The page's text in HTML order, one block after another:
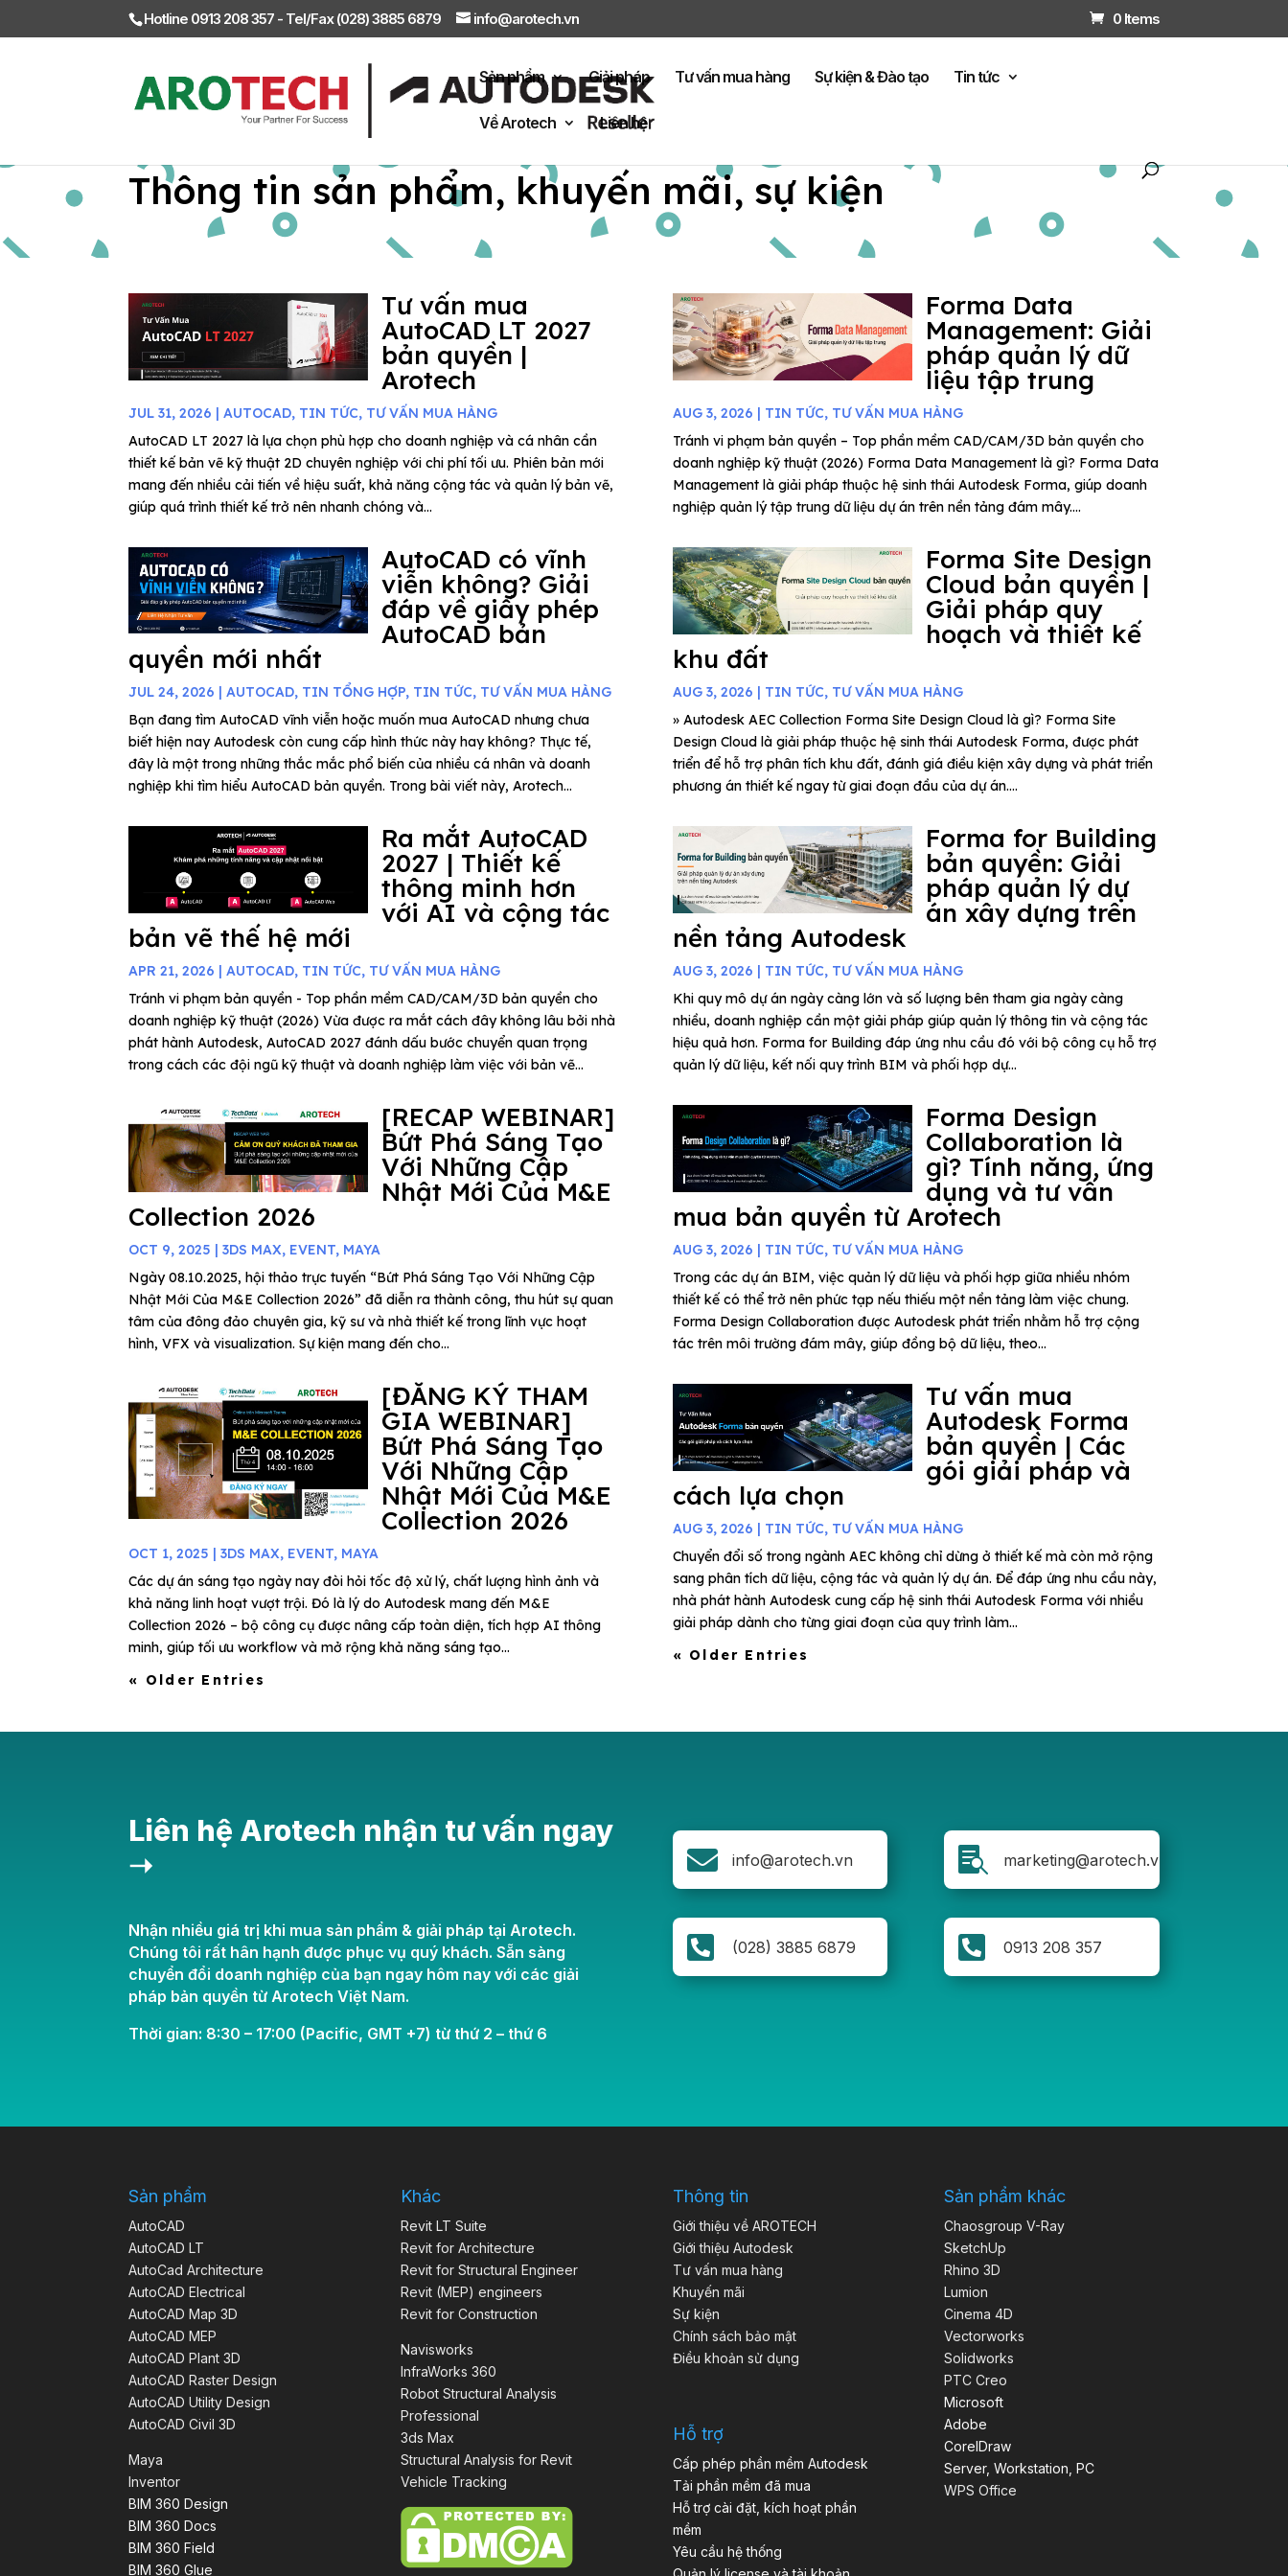
Hotline 0913 208 357 - Tel/Fax (028) 3885 6879 info@arotech.vn 0 Items
Sản phẩm Giải pháp Tư vấn mua hàng Sự kiện & Đào tạo Tin tức
Về Arotech Liên hệ
Thông tin sản phẩm, khuyến mãi, sự kiện
Tư vấn mua
AutoCAD LT 2027
bản quyền |
Arotech
JUL 31, 2026 |AUTOCAD, TIN TỨC, TƯ VẤN MUA HÀNG
AutoCAD LT 2027 là lựa chọn phù hợp cho doanh nghiệp và cá nhân cần
thiết kế bản vẽ kỹ thuật 2D chuyên nghiệp với chi phí tối ưu. Phiên bản mới
mang đến nhiều cải tiến về hiệu suất, khả năng cộng tác và quản lý bản vẽ,
giúp quá trình thiết kế trở nên nhanh chóng và...
AutoCAD có vĩnh
viễn không? Giải
đáp về giấy phép
AutoCAD bản
quyền mới nhất
JUL 24, 2026 |AUTOCAD, TIN TỔNG HỢP, TIN TỨC, TƯ VẤN MUA HÀNG
Bạn đang tìm AutoCAD vĩnh viễn hoặc muốn mua AutoCAD nhưng chưa
biết hiện nay Autodesk còn cung cấp hình thức này hay không? Thực tế,
đây là một trong những thắc mắc phổ biến của nhiều cá nhân và doanh
nghiệp khi tìm hiểu AutoCAD bản quyền. Trong bài viết này, Arotech...
Ra mắt AutoCAD
2027 | Thiết kế
thông minh hơn
với AI và cộng tác
bản vẽ thế hệ mới
APR 21, 2026 |AUTOCAD, TIN TỨC, TƯ VẤN MUA HÀNG
Tránh vi phạm bản quyền - Top phần mềm CAD/CAM/3D bản quyền cho
doanh nghiệp kỹ thuật (2026) Vừa được ra mắt cách đây không lâu bởi nhà
phát hành Autodesk, AutoCAD 2027 đánh dấu bước chuyển quan trọng
trong cách các đội ngũ kỹ thuật và doanh nghiệp làm việc với bản vẽ...
[RECAP WEBINAR]
Bứt Phá Sáng Tạo
Với Những Cập
Nhật Mới Của M&E
Collection 2026
OCT 9, 2025 |3DS MAX, EVENT, MAYA
Ngày 08.10.2025, hội thảo trực tuyến “Bứt Phá Sáng Tạo Với Những Cập
Nhật Mới Của M&E Collection 2026” đã diễn ra thành công, thu hút sự quan
tâm của đông đảo chuyên gia, kỹ sư và nhà thiết kế trong lĩnh vực hoạt
hình, VFX và visualization. Sự kiện mang đến cho...
[ĐĂNG KÝ THAM
GIA WEBINAR]
Bứt Phá Sáng Tạo
Với Những Cập
Nhật Mới Của M&E
Collection 2026
OCT 1, 2025 |3DS MAX, EVENT, MAYA
Các dự án sáng tạo ngày nay đòi hỏi tốc độ xử lý, chất lượng hình ảnh và
khả năng linh hoạt vượt trội. Đó là lý do Autodesk mang đến M&E
Collection 2026 – bộ công cụ được nâng cấp toàn diện, tích hợp AI thông
minh, giúp tối ưu workflow và mở rộng khả năng sáng tạo...
« Older Entries
Forma Data
Management: Giải
pháp quản lý dữ
liệu tập trung
AUG 3, 2026 | TIN TỨC, TƯ VẤN MUA HÀNG
Tránh vi phạm bản quyền – Top phần mềm CAD/CAM/3D bản quyền cho
doanh nghiệp kỹ thuật (2026) Forma Data Management là gì? Forma Data
Management là giải pháp thuộc hệ sinh thái Autodesk Forma, giúp doanh
nghiệp quản lý tập trung dữ liệu dự án trên nền tảng đám mây....
Forma Site Design
Cloud bản quyền |
Giải pháp quy
hoạch và thiết kế
khu đất
AUG 3, 2026 | TIN TỨC, TƯ VẤN MUA HÀNG
» Autodesk AEC Collection Forma Site Design Cloud là gì? Forma Site
Design Cloud là giải pháp thuộc hệ sinh thái Autodesk Forma, được phát
triển để hỗ trợ phân tích khu đất, đánh giá điều kiện xây dựng và phát triển
phương án thiết kế ngay từ giai đoạn đầu của dự án....
Forma for Building
bản quyền: Giải
pháp quản lý dự
án xây dựng trên
nền tảng Autodesk
AUG 3, 2026 | TIN TỨC, TƯ VẤN MUA HÀNG
Khi quy mô dự án ngày càng lớn và số lượng bên tham gia ngày càng
nhiều, doanh nghiệp cần một giải pháp giúp quản lý thông tin và cộng tác
hiệu quả hơn. Forma for Building đáp ứng nhu cầu đó với bộ công cụ hỗ trợ
quản lý dữ liệu, kết nối quy trình BIM và phối hợp dự...
Forma Design
Collaboration là
gì? Tính năng, ứng
dụng và tư vấn
mua bản quyền từ Arotech
AUG 3, 2026 | TIN TỨC, TƯ VẤN MUA HÀNG
Trong các dự án BIM, việc quản lý dữ liệu và phối hợp giữa nhiều nhóm
thiết kế có thể trở nên phức tạp nếu thiếu một nền tảng làm việc chung.
Forma Design Collaboration được Autodesk phát triển nhằm hỗ trợ cộng
tác trên môi trường đám mây, giúp đồng bộ dữ liệu, theo...
Tư vấn mua
Autodesk Forma
bản quyền | Các
gói giải pháp và
cách lựa chọn
AUG 3, 2026 | TIN TỨC, TƯ VẤN MUA HÀNG
Chuyển đổi số trong ngành AEC không chỉ dừng ở thiết kế mà còn mở rộng
sang phân tích dữ liệu, cộng tác và quản lý dự án. Để đáp ứng nhu cầu này,
nhà phát hành Autodesk cung cấp hệ sinh thái Autodesk Forma với nhiều
giải pháp dành cho từng giai đoạn của quy trình làm...
« Older Entries
Liên hệ Arotech nhận tư vấn ngay
➝
Nhận nhiều giá trị khi mua sản phẩm & giải pháp tại Arotech.
Chúng tôi rất hân hạnh được phục vụ quý khách. Sẵn sàng
chuyển đổi doanh nghiệp của bạn ngay hôm nay với các giải
pháp bản quyền từ Arotech Việt Nam.
Thời gian: 8:30 – 17:00 (Pacific, GMT +7) từ thứ 2 – thứ 6
 info@arotech.vn
 (028) 3885 6879
 marketing@arotech.vn
 0913 208 357
Sản phẩm
AutoCAD
AutoCAD LT
AutoCad Architecture
AutoCAD Electrical
AutoCAD Map 3D
AutoCAD MEP
AutoCAD Plant 3D
AutoCAD Raster Design
AutoCAD Utility Design
AutoCAD Civil 3D
Maya
Inventor
BIM 360 Design
BIM 360 Docs
BIM 360 Field
BIM 360 Glue
Khác
Revit LT Suite
Revit for Architecture
Revit for Structural Engineer
Revit (MEP) engineers
Revit for Construction
Navisworks
InfraWorks 360
Robot Structural Analysis
Professional
3ds Max
Structural Analysis for Revit
Vehicle Tracking
Thông tin
Giới thiệu về AROTECH
Giới thiệu Autodesk
Tư vấn mua hàng
Khuyến mãi
Sự kiện
Chính sách bảo mật
Điều khoản sử dụng
Hỗ trợ
Cấp phép phần mềm Autodesk
Tải phần mềm đã mua
Hỗ trợ cài đặt, kích hoạt phần
mềm
Yêu cầu hệ thống
Sản phẩm khác
Chaosgroup V-Ray
SketchUp
Rhino 3D
Lumion
Cinema 4D
Vectorworks
Solidworks
PTC Creo
Microsoft
Adobe
CorelDraw
Server, Workstation, PC
WPS Office